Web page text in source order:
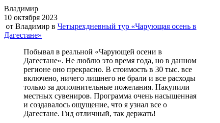
Владимир
10 октября 2023
от Владимир в Четырехдневный тур «Чарующая осень в
Дагестане»
Побывал в реальной «Чарующей осени в
Дагестане». Не люблю это время года, но в данном
регионе оно прекрасно. В стоимость в 30 тыс. все
включено, ничего лишнего не брали и все расходы
только за дополнительные пожелания. Накупили
местных сувениров. Программа очень насыщенная
и создавалось ощущение, что я узнал все о
Дагестане. Гид отличный, так держать!